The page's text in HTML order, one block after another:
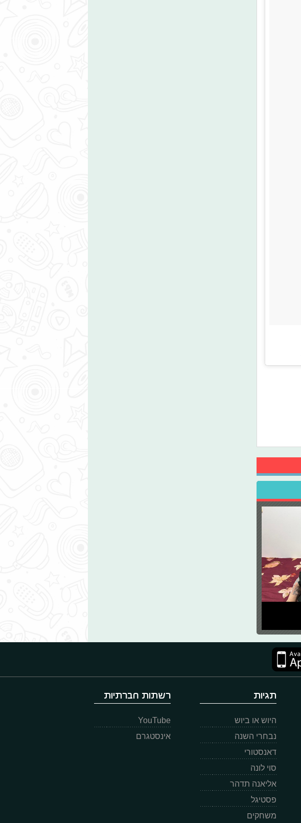
תגיות
היוש או ביוש
נבחרי השנה
דאנסטורי
סוי לונה
אליאנה תדהר
פסטיגל
משחקים
רשתות חברתיות
YouTube
אינסטגרם